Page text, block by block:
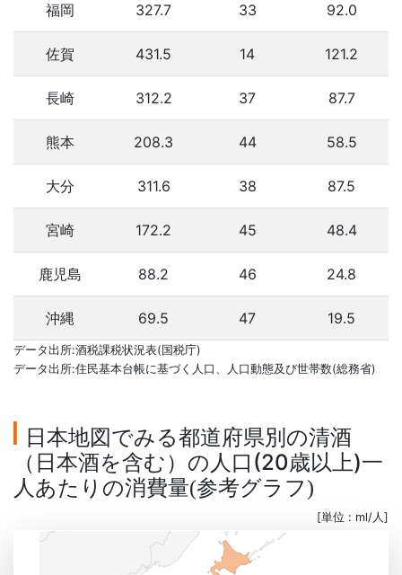
福岡 327.7 33 92.0
佐賀 431.5 14 121.2
長崎 312.2 37 87.7
熊本 208.3 44 58.5
大分 311.6 38 87.5
宮崎 172.2 45 48.4
鹿児島 88.2 46 24.8
沖縄 69.5 47 19.5
データ出所:酒税課税状況表(国税庁)
データ出所:住民基本台帳に基づく人口、人口動態及び世帯数(総務省)
日本地図でみる都道府県別の清酒
（日本酒を含む）の人口(20歳以上)一
人あたりの消費量(参考グラフ)
[単位 : ml/人]